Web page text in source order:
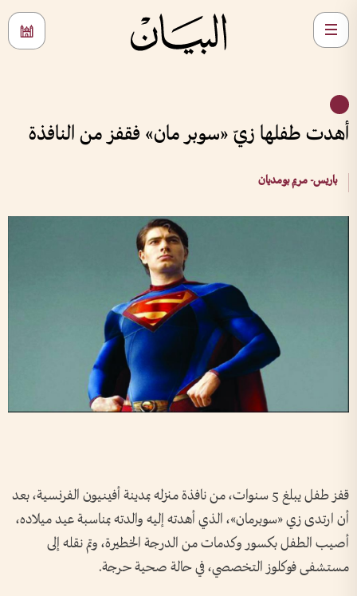
أهدت طفلها زيّ «سوبر مان» فقفز من النافذة
باريس- مريم بومديان
قفز طفل يبلغ 5 سنوات، من نافذة منزله بمدينة أفينيون الفرنسية، بعد
أن ارتدى زي «سوبرمان»، الذي أهدته إليه والدته بمناسبة عيد ميلاده،
أصيب الطفل بكسور وكدمات من الدرجة الخطيرة، وتم نقله إلى
مستشفى فوكلوز التخصصي، في حالة صحية حرجة.